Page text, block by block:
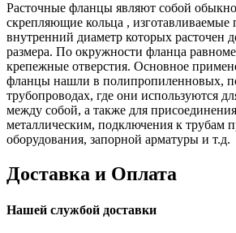
Расточные фланцы являют собой
скрепляющие кольца ,
внутренний диаметр которых расточен
размера. По окружности фланца
крепежные отверстия. Основное
фланцы нашли в полипропиленновых,
трубопроводах, где они используются
между собой, а также для
металлическим, подключения к трубам
оборудования, запорной арматуры и т.д.
Доставка и Оплата
Нашей службой доставки